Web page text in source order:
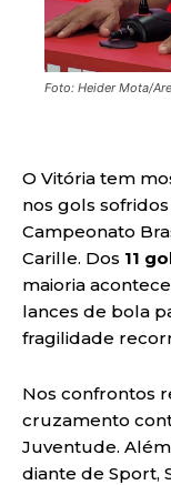
Foto: Heider Mota/
O Vitória tem
nos gols
Campeonato
Carille. Dos 11
maioria
lances de bola
fragilidade
Nos confrontos
cruzamento
Juventude.
diante de Sport,